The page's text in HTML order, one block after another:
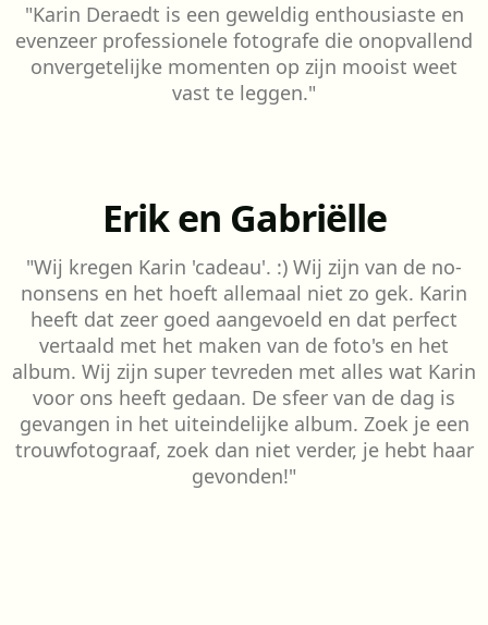
"Karin Deraedt is een geweldig enthousiaste en
evenzeer professionele fotografe die onopvallend
onvergetelijke momenten op zijn mooist weet
vast te leggen."
Erik en Gabriëlle
"Wij kregen Karin 'cadeau'. :) Wij zijn van de no-
nonsens en het hoeft allemaal niet zo gek. Karin
heeft dat zeer goed aangevoeld en dat perfect
vertaald met het maken van de foto's en het
album. Wij zijn super tevreden met alles wat Karin
voor ons heeft gedaan. De sfeer van de dag is
gevangen in het uiteindelijke album. Zoek je een
trouwfotograaf, zoek dan niet verder, je hebt haar
gevonden!"